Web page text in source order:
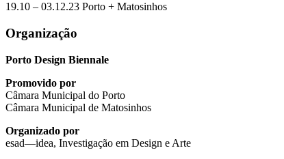
19.10 – 03.12.23 Porto + Matosinhos
Organização
Porto Design Biennale
Promovido por
Câmara Municipal do Porto
Câmara Municipal de Matosinhos
Organizado por
esad—idea, Investigação em Design e Arte